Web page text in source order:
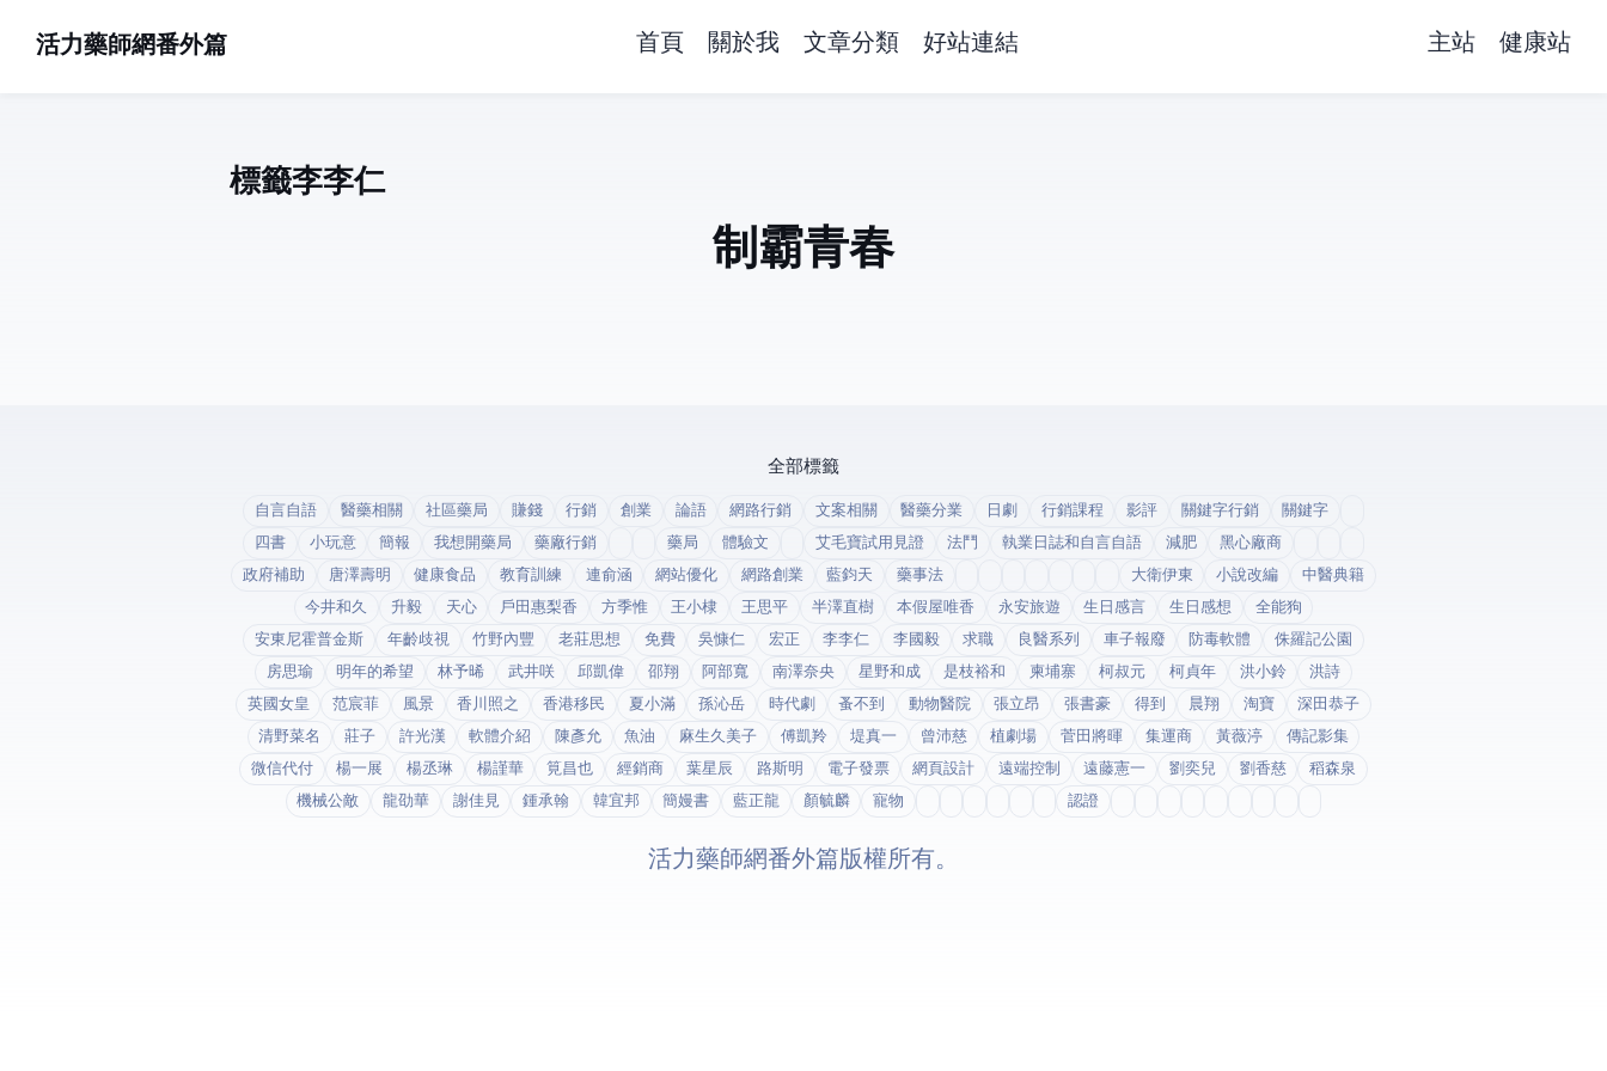
活力藥師網番外篇 首頁 關於我 文章分類 好站連結 主站 健康站
標籤: 李李仁 (1)
High 5制霸青春
全部標籤
自言自語 醫藥相關 社區藥局 賺錢 行銷 創業 論語 網路行銷 文案相關 醫藥分業 日劇 行銷課程 影評 關鍵字行銷
關鍵字
四書
小玩意 簡報 我想開藥局 藥廠行銷 藥局 體驗文 艾毛寶試用見證 法鬥 執業日誌和自言自語 減肥
黑心廠商
政府補助
唐澤壽明 健康食品 教育訓練 連俞涵 網站優化 網路創業 藍鈞天 藥事法 大衛伊東 小說改編
中醫典籍
今井和久
升毅 天心 戶田惠梨香 方季惟 王小棣 王思平 半澤直樹 本假屋唯香 永安旅遊 生日感言 生日感想
全能狗
安東尼霍普金斯
年齡歧視 竹野內豐 老莊思想 免費 吳慷仁 宏正 李李仁 李國毅 求職 良醫系列 車子報廢 防毒軟體
侏羅記公園
房思瑜
明年的希望 林予晞 武井咲 邱凱偉 邵翔 阿部寬 南澤奈央 星野和成 是枝裕和 柬埔寨 柯叔元 柯貞年 洪小鈴
洪詩
英國女皇
范宸菲 風景 香川照之 香港移民 夏小滿 孫沁岳 時代劇 蚤不到 動物醫院 張立昂 張書豪 得到app 晨翔 淘寶
深田恭子
清野菜名
莊子 許光漢 軟體介紹 陳彥允 魚油 麻生久美子 傅凱羚 堤真一 曾沛慈 植劇場 菅田將暉 集運商 黃薇渟
傳記影集
微信代付
楊一展 楊丞琳 楊謹華 筧昌也 經銷商 葉星辰 路斯明 電子發票 網頁設計 遠端控制 遠藤憲一 劉奕兒 劉香慈
稻森泉
機械公敵
龍劭華 謝佳見 鍾承翰 韓宜邦 簡嫚書 藍正龍 顏毓麟 寵物 fda認證
© 2026 活力藥師網番外篇. 版權所有。